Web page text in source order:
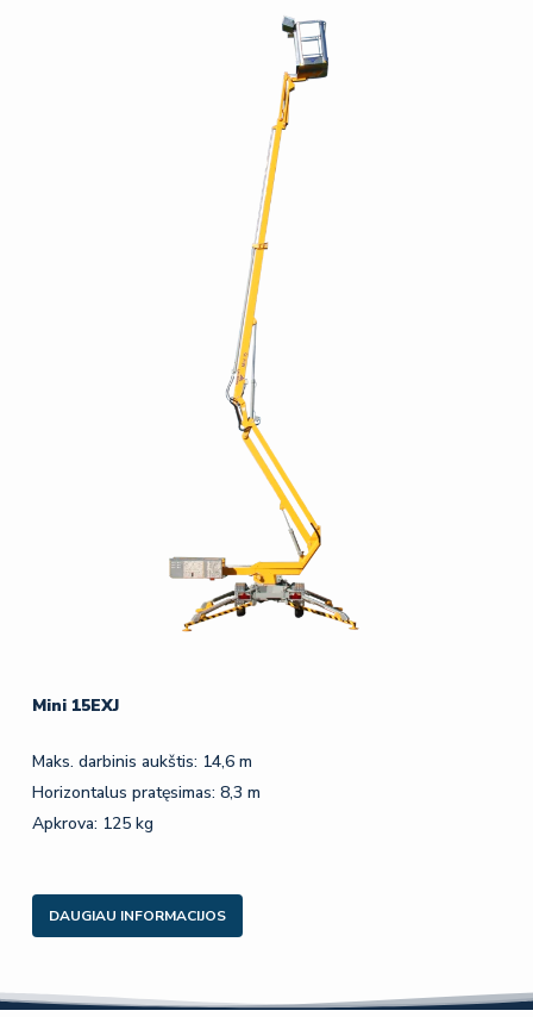
Mini 15EXJ
Maks. darbinis aukštis: 14,6 m
Horizontalus pratęsimas: 8,3 m
Apkrova: 125 kg
DAUGIAU INFORMACIJOS